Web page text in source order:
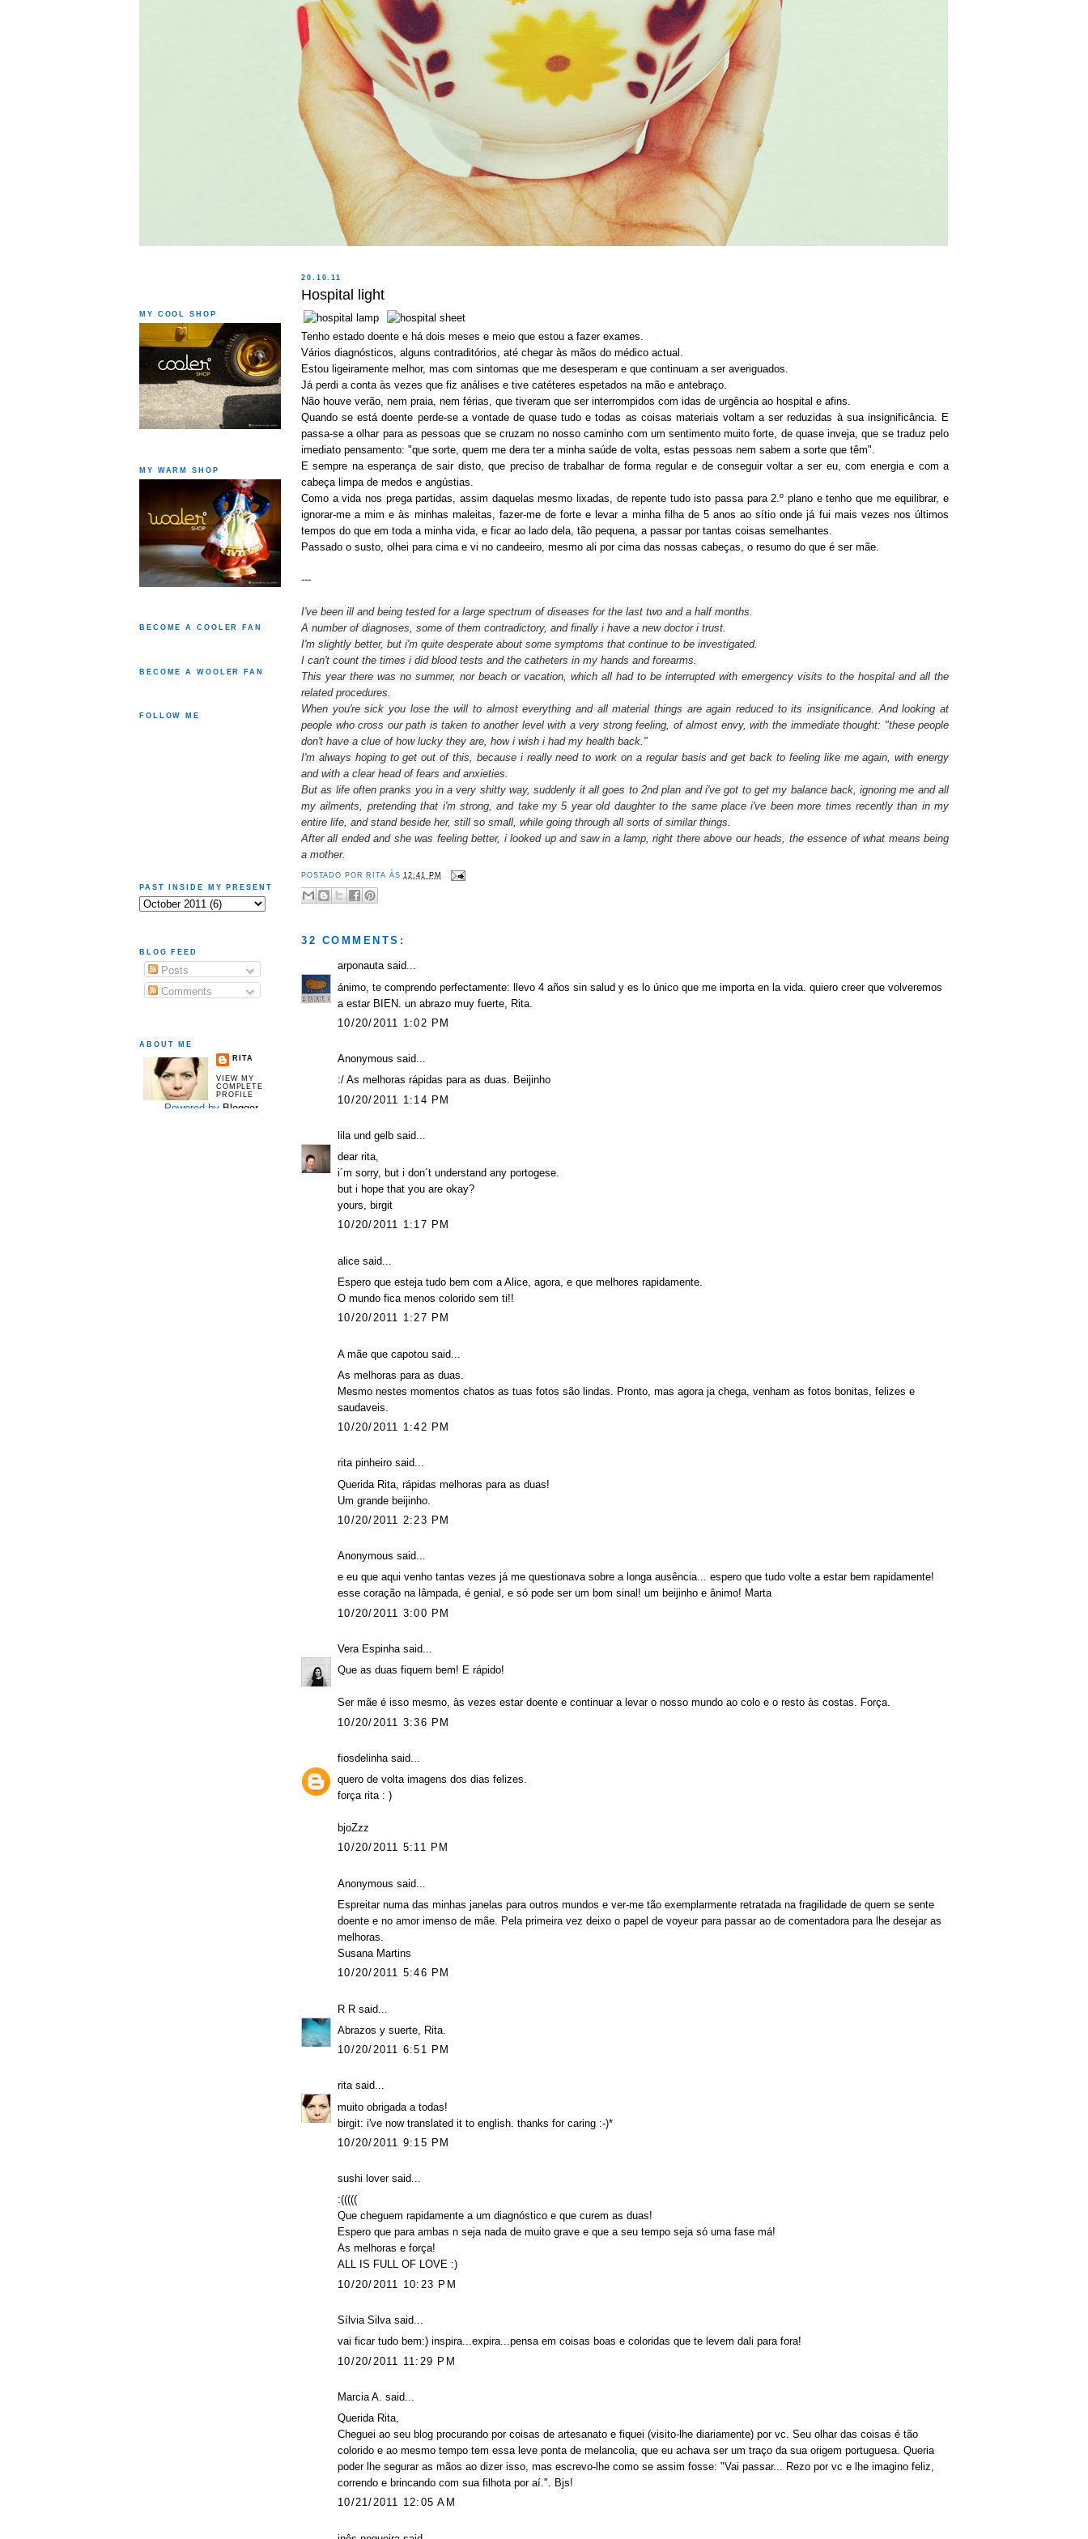
20.10.11
Hospital light
Tenho estado doente e há dois meses e meio que estou a fazer exames.
Vários diagnósticos, alguns contraditórios, até chegar às mãos do médico actual.
Estou ligeiramente melhor, mas com sintomas que me desesperam e que continuam a ser averiguados.
Já perdi a conta às vezes que fiz análises e tive catéteres espetados na mão e antebraço.
Não houve verão, nem praia, nem férias, que tiveram que ser interrompidos com idas de urgência ao hospital e afins.
Quando se está doente perde-se a vontade de quase tudo e todas as coisas materiais voltam a ser reduzidas à sua insignificância. E
passa-se a olhar para as pessoas que se cruzam no nosso caminho com um sentimento muito forte, de quase inveja, que se traduz pelo
imediato pensamento: "que sorte, quem me dera ter a minha saúde de volta, estas pessoas nem sabem a sorte que têm".
E sempre na esperança de sair disto, que preciso de trabalhar de forma regular e de conseguir voltar a ser eu, com energia e com a
cabeça limpa de medos e angústias.
Como a vida nos prega partidas, assim daquelas mesmo lixadas, de repente tudo isto passa para 2.º plano e tenho que me equilibrar, e
ignorar-me a mim e às minhas maleitas, fazer-me de forte e levar a minha filha de 5 anos ao sítio onde já fui mais vezes nos últimos
tempos do que em toda a minha vida, e ficar ao lado dela, tão pequena, a passar por tantas coisas semelhantes.
Passado o susto, olhei para cima e vi no candeeiro, mesmo ali por cima das nossas cabeças, o resumo do que é ser mãe.
---
I've been ill and being tested for a large spectrum of diseases for the last two and a half months
A number of diagnoses , some of them contradictory, and finally i have a new doctor i trust.
I'm slightly better, but i'm quite desperate about some symptoms that continue to be investigated.
I can't count the times i did blood tests andthe catheters in my hands and forearms.
This year there was no summer, nor beach or vacation, which all had to be interrupted with emergency visits to the hospital and all the
related procedures.
When you're sick you lose the will to almost everything and all material things are again reduced to its insignificance And looking at
people who cross our path is taken to another level with a very strong feeling , ofalmost envy, with the immediate thought: "thesepeople
don't have a clue ofhow lucky they are, how i wish i had my health back ."
I'm always hoping to get out of this , because i reallyneed to work on a regular basis and get back to feeling like me again,
with energy
and with a clear head of fears and anxieties
But as life oftenpranks you in a very shitty way, suddenly it all goes to 2nd plan and i've got to get my balance back, ignoring me andall
my ailments , pretending that i'm strong, and take my 5 year old daughter to the same place i've been more times recently than in my
entire life, and stand beside her, still so small, while going through all sorts of similar things
After all ended and she was feeling better, i looked up and sawin a lamp, right there above our heads, the essence of what means being
a mother.
POSTADO POR RITA ÀS12:41 PM
32 COMMENTS:
arponautasaid...
ánimo, te comprendo perfectamente: llevo 4 años sin salud y es lo único que me importa en la vida. quiero creer que volveremos
a estar BIEN. un abrazo muy fuerte, Rita.
10/20/2011 1:02 PM
Anonymous said...
:/ As melhoras rápidas para as duas. Beijinho
10/20/2011 1:14 PM
lila und gelb said...
dear rita,
i´m sorry, but i don´t understand any portogese.
but i hope that you are okay?
yours, birgit
10/20/2011 1:17 PM
alice said...
Espero que esteja tudo bem com a Alice, agora, e que melhores rapidamente.
O mundo fica menos colorido sem ti!!
10/20/2011 1:27 PM
A mãe que capotou said...
As melhoras para as duas.
Mesmo nestes momentos chatos as tuas fotos são lindas. Pronto, mas agora ja chega, venham as fotos bonitas, felizes e
saudaveis.
10/20/2011 1:42 PM
rita pinheiro said...
Querida Rita, rápidas melhoras para as duas!
Um grande beijinho.
10/20/2011 2:23 PM
Anonymous said...
e eu que aqui venho tantas vezes já me questionava sobre a longa ausência... espero que tudo volte a estar bem rapidamente!
esse coração na lâmpada, é genial, e só pode ser um bom sinal! um beijinho e ânimo! Marta
10/20/2011 3:00 PM
Vera Espinhasaid...
Que as duas fiquem bem! E rápido!
Ser mãe é isso mesmo, às vezes estar doente e continuar a levar o nosso mundo ao colo e o resto às costas. Força.
10/20/2011 3:36 PM
fiosdelinhasaid...
quero de volta imagens dos dias felizes.
força rita : )
bjoZzz
10/20/2011 5:11 PM
Anonymous said...
Espreitar numa das minhas janelas para outros mundos e ver-me tão exemplarmente retratada na fragilidade de quem se sente
doente e no amor imenso de mãe. Pela primeira vez deixo o papel de voyeur para passar ao de comentadora para lhe desejar as
melhoras.
Susana Martins
10/20/2011 5:46 PM
R R said...
Abrazos y suerte, Rita.
10/20/2011 6:51 PM
ritasaid...
muito obrigada a todas!
birgit: i've now translated it to english. thanks for caring :-)*
10/20/2011 9:15 PM
sushi loversaid...
:(((((
Que cheguem rapidamente a um diagnóstico e que curem as duas!
Espero que para ambas n seja nada de muito grave e que a seu tempo seja só uma fase má!
As melhoras e força!
ALL IS FULL OF LOVE :)
10/20/2011 10:23 PM
Sílvia Silvasaid...
vai ficar tudo bem:) inspira...expira...pensa em coisas boas e coloridas que te levem dali para fora!
10/20/2011 11:29 PM
Marcia A. said...
Querida Rita,
Cheguei ao seu blog procurando por coisas de artesanato e fiquei (visito-lhe diariamente) por vc. Seu olhar das coisas é tão
colorido e ao mesmo tempo tem essa leve ponta de melancolia, que eu achava ser um traço da sua origem portuguesa. Queria
poder lhe segurar as mãos ao dizer isso, mas escrevo-lhe como se assim fosse: "Vai passar... Rezo por vc e lhe imagino feliz,
correndo e brincando com sua filhota por aí.". Bjs!
10/21/2011 12:05 AM
MY COOL SHOP
MY WARM SHOP
BECOME A COOLER FAN
BECOME A WOOLER FAN
FOLLOW ME
PAST INSIDE MY PRESENT
BLOG FEED
Posts
Comments
ABOUT ME
RITA
VIEW MY
COMPLETE
PROFILE
Powered by Blogger.